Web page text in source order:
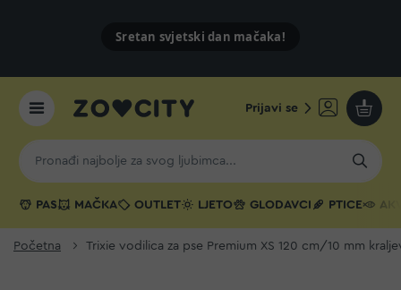
Sretan svjetski dan mačaka!
Prijavi se
Moja
PAS MAČKA OUTLET LJETO GLODAVCI PTICE
Početna Trixie vodilica za pse Premium XS 120 cm/10 mm